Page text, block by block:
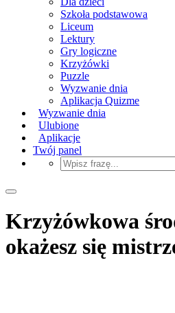
Szkoła podstawowa
Liceum
Lektury
Gry logiczne
Krzyżówki
Puzzle
Wyzwanie dnia
Aplikacja Quizme
Wyzwanie dnia
Ulubione
Aplikacje
Twój panel
Krzyżówkowa
okażesz się